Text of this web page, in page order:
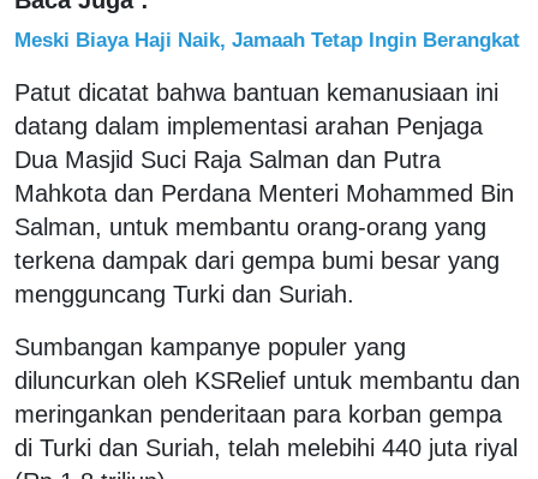
Meski Biaya Haji Naik, Jamaah Tetap Ingin Berangkat
Patut dicatat bahwa bantuan kemanusiaan ini
datang dalam implementasi arahan Penjaga
Dua Masjid Suci Raja Salman dan Putra
Mahkota dan Perdana Menteri Mohammed Bin
Salman, untuk membantu orang-orang yang
terkena dampak dari gempa bumi besar yang
mengguncang Turki dan Suriah.
Sumbangan kampanye populer yang
diluncurkan oleh KSRelief untuk membantu dan
meringankan penderitaan para korban gempa
di Turki dan Suriah, telah melebihi 440 juta riyal